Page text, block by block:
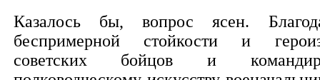
Казалось бы, вопрос ясен.
беспримерной стойкости и
советских бойцов и